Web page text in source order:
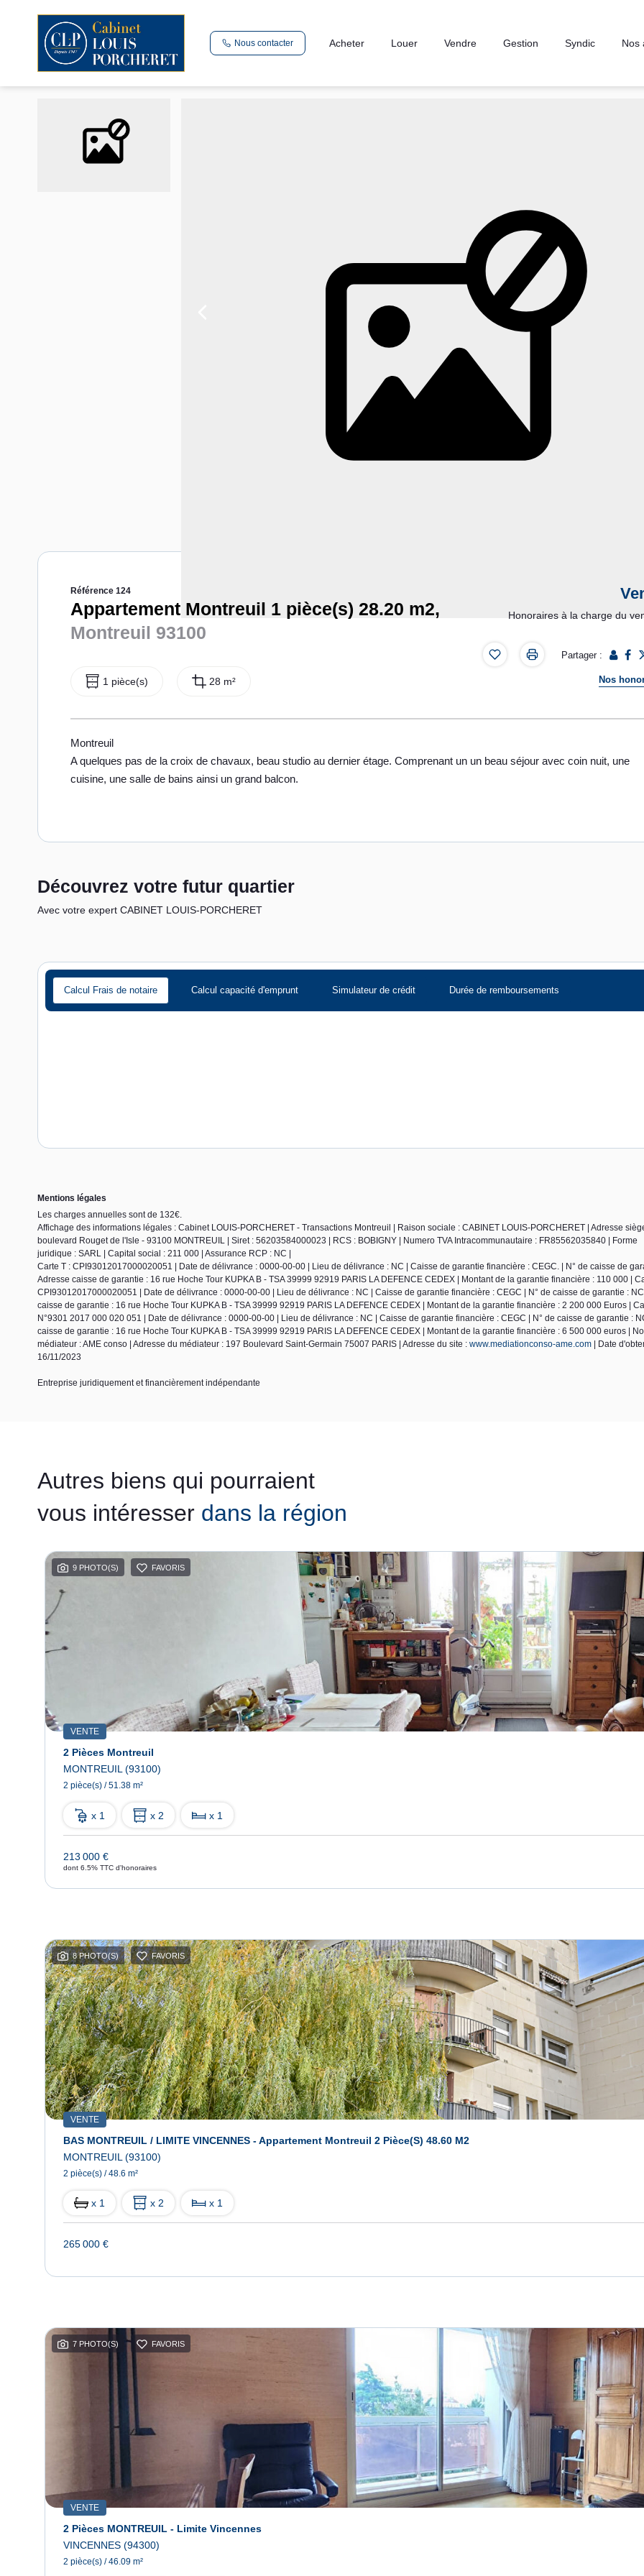
Nous contacter Acheter Louer Vendre Gestion Syndic Nos
Vente appartement 28.2 m², Montreuil 93100Seine-Saint-Denis
Accueil Studio T1 Ref. : 124
Référence 124
Appartement Montreuil 1 pièce(s) 28.20 m2,
Montreuil 93100
1 pièce(s) 28 m²
Honoraires à la charge du
Partager :
Nos
Montreuil
A quelques pas de la croix de chavaux, beau studio au dernier étage. Comprenant un un beau séjour avec coin nuit, une
cuisine, une salle de bains ainsi un grand balcon.
Découvrez votre futur quartier
Avec votre expert CABINET LOUIS-PORCHERET
Calcul Frais de notaire Calcul capacité d'emprunt Simulateur de crédit Durée de remboursements
Mentions légales
Les charges annuelles sont de 132€.
Affichage des informations légales : Cabinet LOUIS-PORCHERET - Transactions Montreuil | Raison sociale : CABINET LOUIS-PORCHERET | Adresse
boulevard Rouget de l'Isle - 93100 MONTREUIL | Siret : 56203584000023 | RCS : BOBIGNY | Numero TVA Intracommunautaire : FR85562035840 | Forme
juridique : SARL | Capital social : 211 000 | Assurance RCP : NC |
Carte T : CPI93012017000020051 | Date de délivrance : 0000-00-00 | Lieu de délivrance : NC | Caisse de garantie financière : CEGC. | N° de caisse de
Adresse caisse de garantie : 16 rue Hoche Tour KUPKA B - TSA 39999 92919 PARIS LA DEFENCE CEDEX | Montant de la garantie financière : 110 000 |
CPI93012017000020051 | Date de délivrance : 0000-00-00 | Lieu de délivrance : NC | Caisse de garantie financière : CEGC | N° de caisse de garantie :
caisse de garantie : 16 rue Hoche Tour KUPKA B - TSA 39999 92919 PARIS LA DEFENCE CEDEX | Montant de la garantie financière : 2 200 000 Euros |
N°9301 2017 000 020 051 | Date de délivrance : 0000-00-00 | Lieu de délivrance : NC | Caisse de garantie financière : CEGC | N° de caisse de garantie :
caisse de garantie : 16 rue Hoche Tour KUPKA B - TSA 39999 92919 PARIS LA DEFENCE CEDEX | Montant de la garantie financière : 6 500 000 euros |
médiateur : AME conso | Adresse du médiateur : 197 Boulevard Saint-Germain 75007 PARIS | Adresse du site : www.mediationconso-ame.com | Date
16/11/2023
Entreprise juridiquement et financièrement indépendante
Autres biens qui pourraient
vous intéresser dans la région
9 PHOTO(S) FAVORIS
VENTE
2 Pièces Montreuil
MONTREUIL (93100)
2 pièce(s) / 51.38 m²
x 1 x 2 x 1
213 000 €
dont 6.5% TTC d'honoraires
8 PHOTO(S) FAVORIS
VENTE
BAS MONTREUIL / LIMITE VINCENNES - Appartement Montreuil 2 Pièce(s) 48.60 M2
MONTREUIL (93100)
2 pièce(s) / 48.6 m²
x 1 x 2 x 1
265 000 €
7 PHOTO(S) FAVORIS
VENTE
2 Pièces MONTREUIL - Limite Vincennes
VINCENNES (94300)
2 pièce(s) / 46.09 m²